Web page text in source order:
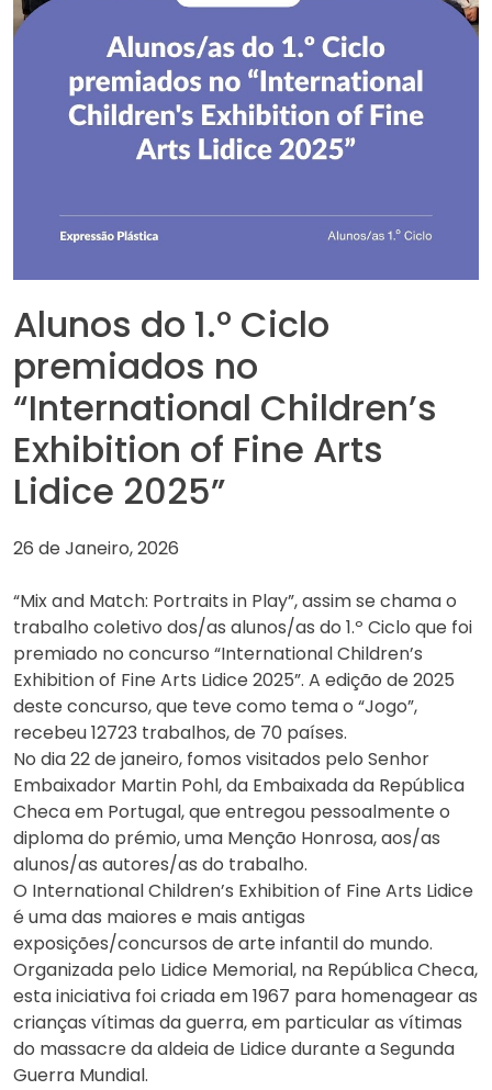
Alunos do 1.º Ciclo
premiados no
“International Children’s
Exhibition of Fine Arts
Lidice 2025”
26 de Janeiro, 2026
“Mix and Match: Portraits in Play”, assim se chama o
trabalho coletivo dos/as alunos/as do 1.º Ciclo que foi
premiado no concurso “International Children’s
Exhibition of Fine Arts Lidice 2025”. A edição de 2025
deste concurso, que teve como tema o “Jogo”,
recebeu 12723 trabalhos, de 70 países.
No dia 22 de janeiro, fomos visitados pelo Senhor
Embaixador Martin Pohl, da Embaixada da República
Checa em Portugal, que entregou pessoalmente o
diploma do prémio, uma Menção Honrosa, aos/as
alunos/as autores/as do trabalho.
O International Children’s Exhibition of Fine Arts Lidice
é uma das maiores e mais antigas
exposições/concursos de arte infantil do mundo.
Organizada pelo Lidice Memorial, na República Checa,
esta iniciativa foi criada em 1967 para homenagear as
crianças vítimas da guerra, em particular as vítimas
do massacre da aldeia de Lidice durante a Segunda
Guerra Mundial.